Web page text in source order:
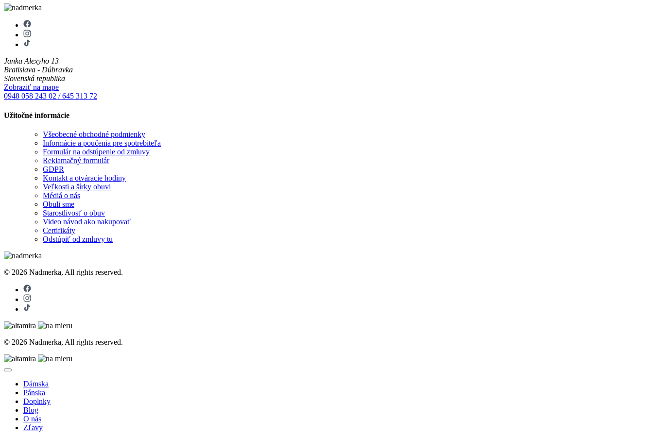
Janka Alexyho 13
Bratislava - Dúbravka
Slovenská republika
Zobraziť na mape
0948 058 243 02 / 645 313 72
Užitočné informácie
Všeobecné obchodné podmienky
Informácie a poučenia pre spotrebiteľa
Formulár na odstúpenie od zmluvy
Reklamačný formulár
GDPR
Kontakt a otváracie hodiny
Veľkosti a šírky obuvi
Médiá o nás
Obuli sme
Starostlivosť o obuv
Video návod ako nakupovať
Certifikáty
Odstúpiť od zmluvy tu
© 2026 Nadmerka, All rights reserved.
© 2026 Nadmerka, All rights reserved.
Dámska
Pánska
Doplnky
Blog
O nás
Zľavy